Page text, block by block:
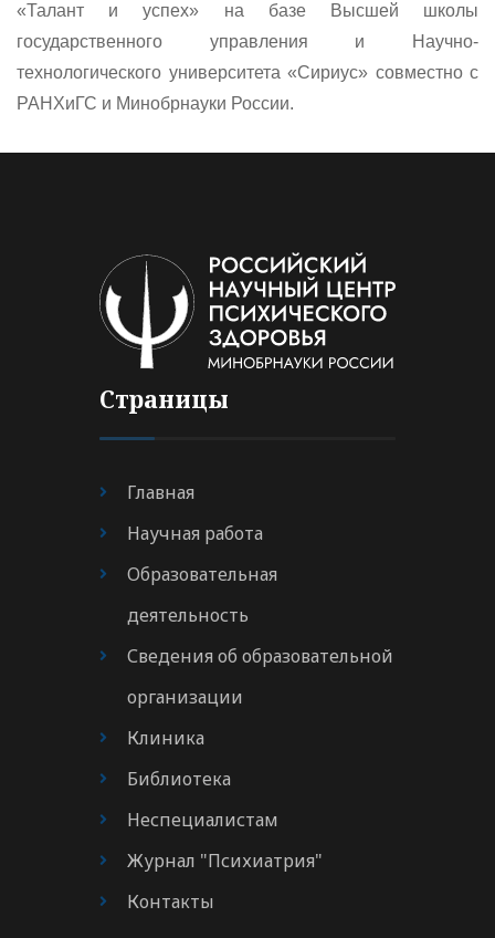
«Талант и успех» на базе Высшей школы
государственного управления и Научно-
технологического университета «Сириус» совместно с
РАНХиГС и Минобрнауки России.
Страницы
Главная
Научная работа
Образовательная
деятельность
Сведения об образовательной
организации
Клиника
Библиотека
Неспециалистам
Журнал "Психиатрия"
Контакты